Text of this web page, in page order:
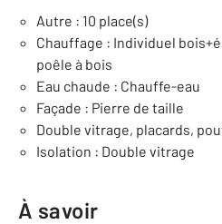
Autre : 10 place(s)
Chauffage : Individuel
poêle à bois
Eau chaude : Chauffe-eau
Façade : Pierre de taille
Double vitrage, placards,
Isolation : Double vitrage
À savoir